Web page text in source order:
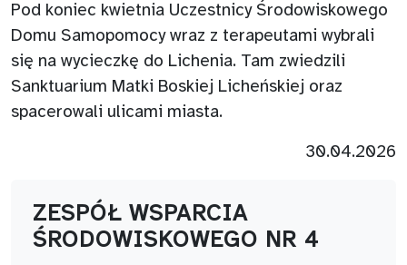
Pod koniec kwietnia Uczestnicy Środowiskowego
Domu Samopomocy wraz z terapeutami wybrali
się na wycieczkę do Lichenia. Tam zwiedzili
Sanktuarium Matki Boskiej Licheńskiej oraz
spacerowali ulicami miasta.
30.04.2026
ZESPÓŁ WSPARCIA
ŚRODOWISKOWEGO NR 4